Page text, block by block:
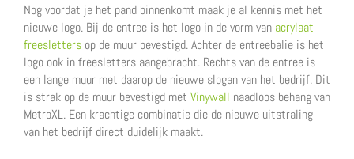
Nog voordat je het pand binnenkomt maak je al kennis met het
nieuwe logo. Bij de entree is het logo in de vorm van acrylaat
freeslettersop de muur bevestigd. Achter de entreebalie is het
logo ook in freesletters aangebracht. Rechts van de entree is
een lange muur met daarop de nieuwe slogan van het bedrijf. Dit
is strak op de muur bevestigd met Vinywall naadloos behang van
MetroXL. Een krachtige combinatie die de nieuwe uitstraling
van het bedrijf direct duidelijk maakt.